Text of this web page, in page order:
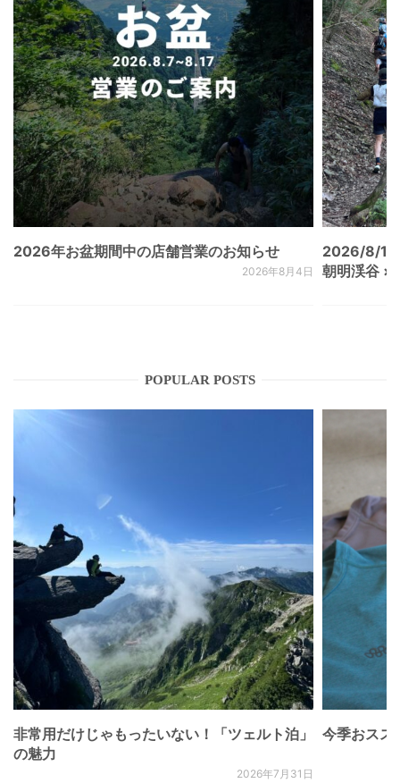
2026年お盆期間中の店舗営業のお知らせ
2026年8月4日
2026/8/
朝明渓谷 ×
POPULAR POSTS
非常用だけじゃもったいない！「ツェルト泊」
の魅力
2026年7月31日
今季おスス